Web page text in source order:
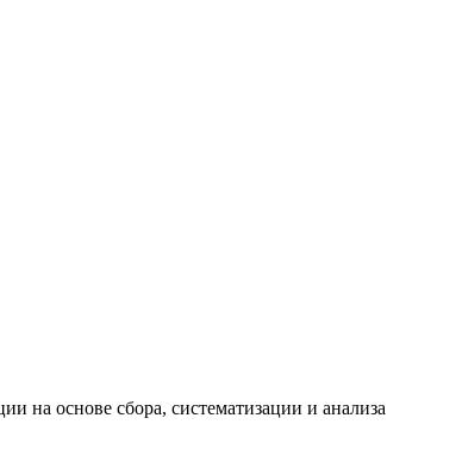
на основе сбора, систематизации и анализа